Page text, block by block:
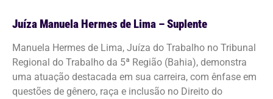
Juíza Manuela Hermes de Lima – Suplente
Manuela Hermes de Lima, Juíza do Trabalho no Tribunal
Regional do Trabalho da 5ª Região (Bahia), demonstra
uma atuação destacada em sua carreira, com ênfase em
questões de gênero, raça e inclusão no Direito do